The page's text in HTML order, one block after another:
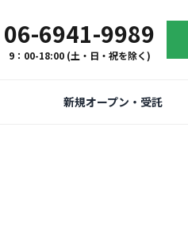
06-6941-9989
9：00-18:00 (土・日・祝を除く)
新規オープン・受託